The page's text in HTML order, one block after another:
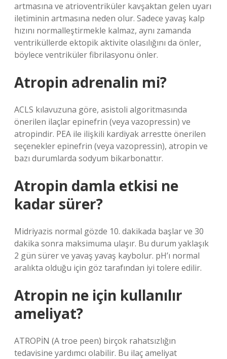
artmasına ve atrioventriküler kavşaktan gelen uyarı
iletiminin artmasına neden olur. Sadece yavaş kalp
hızını normalleştirmekle kalmaz, aynı zamanda
ventriküllerde ektopik aktivite olasılığını da önler,
böylece ventriküler fibrilasyonu önler.
Atropin adrenalin mi?
ACLS kılavuzuna göre, asistoli algoritmasında
önerilen ilaçlar epinefrin (veya vazopressin) ve
atropindir. PEA ile ilişkili kardiyak arrestte önerilen
seçenekler epinefrin (veya vazopressin), atropin ve
bazı durumlarda sodyum bikarbonattır.
Atropin damla etkisi ne
kadar sürer?
Midriyazis normal gözde 10. dakikada başlar ve 30
dakika sonra maksimuma ulaşır. Bu durum yaklaşık
2 gün sürer ve yavaş yavaş kaybolur. pH’ı normal
aralıkta olduğu için göz tarafından iyi tolere edilir.
Atropin ne için kullanılır
ameliyat?
ATROPİN (A troe peen) birçok rahatsızlığın
tedavisine yardımcı olabilir. Bu ilaç ameliyat